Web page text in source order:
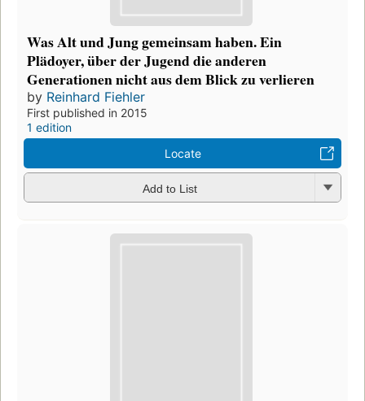
Was Alt und Jung gemeinsam haben. Ein
Plädoyer, über der Jugend die anderen
Generationen nicht aus dem Blick zu verlieren
by Reinhard Fiehler
First published in 2015
1 edition
Locate
Add to List